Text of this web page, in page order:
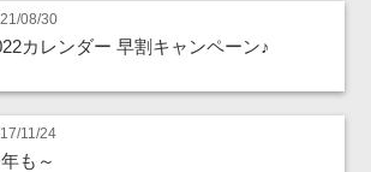
08/30
カレンダー 早割キャンペーン♪
11/24
も～